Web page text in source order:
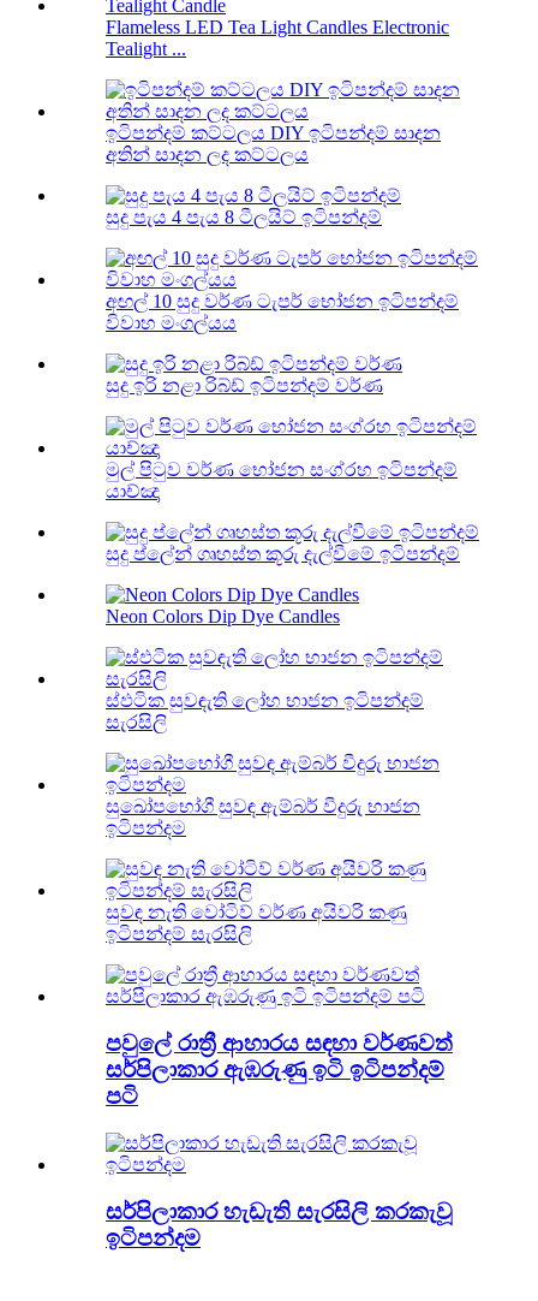
Flameless LED Tea Light Candles Electronic
Tealight ...
ඉටිපන්දම් කට්ටලය DIY ඉටිපන්දම් සාදන
අතින් සාදන ලද කට්ටලය
සුදු පැය 4 පැය 8 ටීලයිට් ඉටිපන්දම්
අඟල් 10 සුදු වර්ණ ටැපර් භෝජන ඉටිපන්දම්
විවාහ මංගල්යය
සුදු ඉරි නළා රිබ්ඩ් ඉටිපන්දම් වර්ණ
මුල් පිටුව වර්ණ භෝජන සංග්රහ ඉටිපන්දම්
යාච්ඤා
සුදු ප්ලේන් ගෘහස්ත කූරු දැල්වීමේ ඉටිපන්දම්
Neon Colors Dip Dye Candles
ස්ඵටික සුවඳැති ලෝහ භාජන ඉටිපන්දම්
සැරසිලි
සුඛෝපභෝගී සුවඳ ඇම්බර් වීදුරු භාජන
ඉටිපන්දම
සුවඳ නැති වෝටිව් වර්ණ අයිවරි කණු
ඉටිපන්දම් සැරසිලි
පවුලේ රාත්‍රී ආහාරය සඳහා වර්ණවත්
සර්පිලාකාර ඇඹරුණු ඉටි ඉටිපන්දම්
පටි
සර්පිලාකාර හැඩැති සැරසිලි කරකැවූ
ඉටිපන්දම